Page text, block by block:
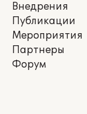
Внедрения
Публикации
Мероприятия
Партнеры
Форум